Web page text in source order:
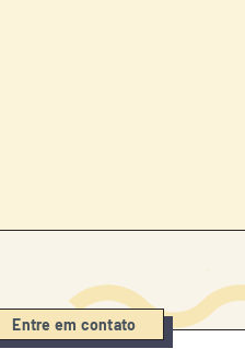
Entre em contato